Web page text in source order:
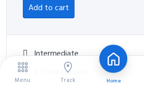
Add to cart
Intermediate
0 Total Enrolled
Menu Track Home